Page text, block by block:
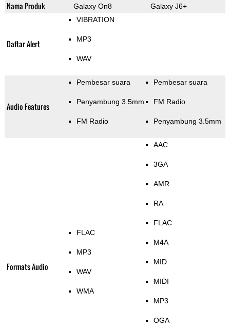
Nama Produk Galaxy On8 Galaxy J6+
Daftar Alert
VIBRATION
MP3
WAV
Audio Features
Pembesar suara
Penyambung 3.5mm
FM Radio
Pembesar suara
FM Radio
Penyambung 3.5mm
Formats Audio
FLAC
MP3
WAV
WMA
AAC
3GA
AMR
RA
FLAC
M4A
MID
MIDI
MP3
OGA